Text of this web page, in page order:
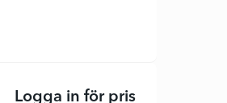
Logga in för pris